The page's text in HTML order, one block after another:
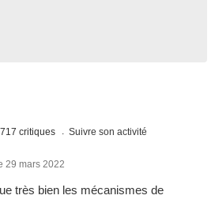
717 critiques Suivre son activité
29 mars 2022
très bien les mécanismes de